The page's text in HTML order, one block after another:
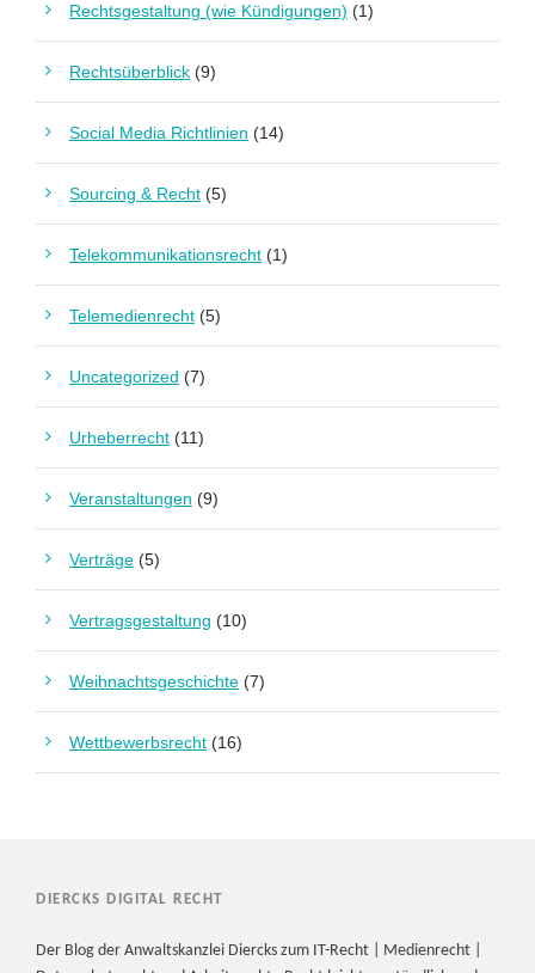
Rechtsgestaltung (wie Kündigungen) (1)
Rechtsüberblick (9)
Social Media Richtlinien (14)
Sourcing & Recht (5)
Telekommunikationsrecht (1)
Telemedienrecht (5)
Uncategorized (7)
Urheberrecht (11)
Veranstaltungen (9)
Verträge (5)
Vertragsgestaltung (10)
Weihnachtsgeschichte (7)
Wettbewerbsrecht (16)
DIERCKS DIGITAL RECHT
Der Blog der Anwaltskanzlei Diercks zum IT-Recht | Medienrecht |